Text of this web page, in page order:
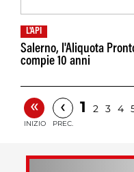
L'API
Salerno, l'Aliquota
compie 10 anni
«
INIZIO
‹
PREC.
1 2 3 4